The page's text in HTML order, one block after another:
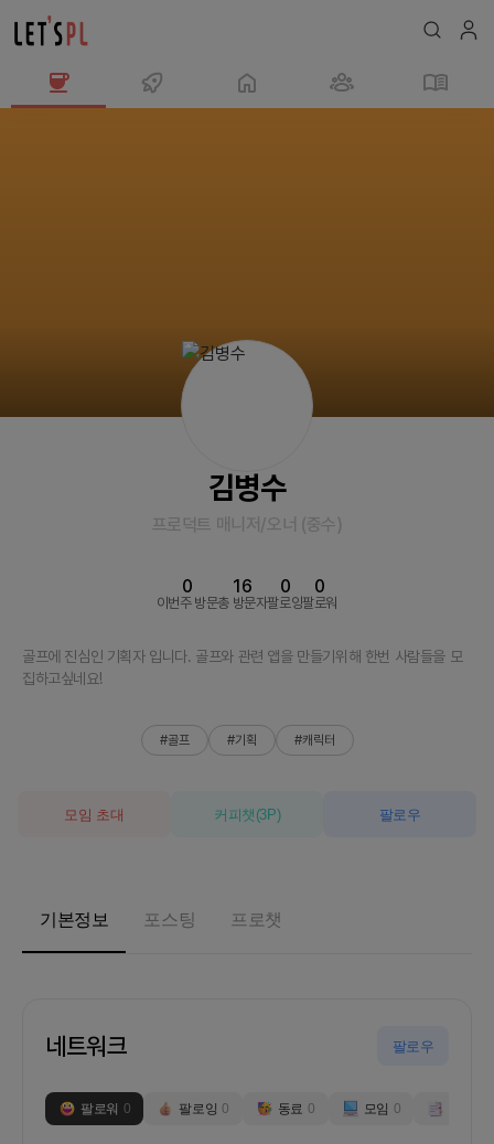
김병수
프로덕트 매니저/오너 (중수)
이번주 방문
0
총 방문자
16
팔로잉
0
팔로워
0
골프에 진심인 기획자 입니다. 골프와 관련 앱을 만들기위해 한번 사람들을 모
집하고싶네요!
#골프 #기획 #캐릭터
모임 초대 커피챗 (3P) 팔로우
기본정보 포스팅 프로챗
네트워크 팔로우
팔로워 0 팔로잉 0 동료 0 모임 0